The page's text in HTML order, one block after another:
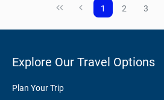
1 2 3
Explore Our Travel Options
Plan Your Trip